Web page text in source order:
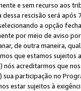
e sem recurso aos
rescisão será
a opção
por meio de aviso
de outra maneira,
que estamos
acreditarmos que
participação no
estar sujeitos à